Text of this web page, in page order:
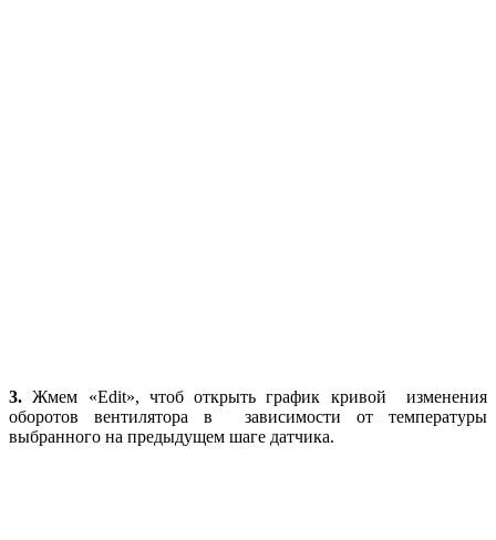
3. Жмем «Edit», чтоб открыть график кривой изменения
оборотов вентилятора в зависимости от температуры
выбранного на предыдущем шаге датчика.